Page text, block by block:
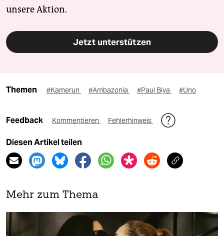
unsere Aktion.
Jetzt unterstützen
Themen #Kamerun #Ambazonia #Paul Biya #Uno
Feedback Kommentieren Fehlerhinweis
Diesen Artikel teilen
Mehr zum Thema